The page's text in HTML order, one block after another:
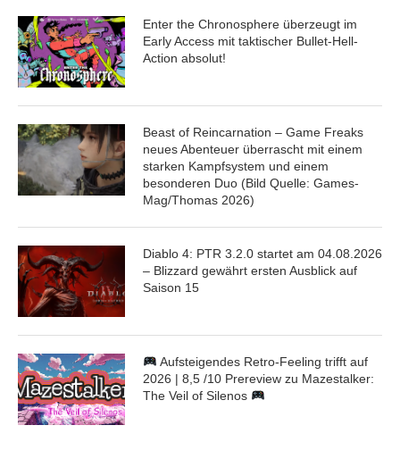
Enter the Chronosphere überzeugt im
Early Access mit taktischer Bullet-Hell-
Action absolut!
Beast of Reincarnation – Game Freaks
neues Abenteuer überrascht mit einem
starken Kampfsystem und einem
besonderen Duo (Bild Quelle: Games-
Mag/Thomas 2026)
Diablo 4: PTR 3.2.0 startet am 04.08.2026
– Blizzard gewährt ersten Ausblick auf
Saison 15
Aufsteigendes Retro-Feeling trifft auf
2026 | 8,5 /10 Prereview zu Mazestalker:
The Veil of Silenos